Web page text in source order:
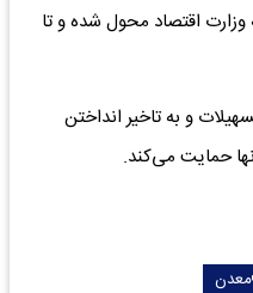
اقتصاد محول شده و تا
و به تاخیر انداختن
حمایت می‌کند.
معدن